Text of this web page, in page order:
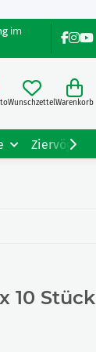
im
WunschzettelWarenkorb
Ziervögel
10 Stück